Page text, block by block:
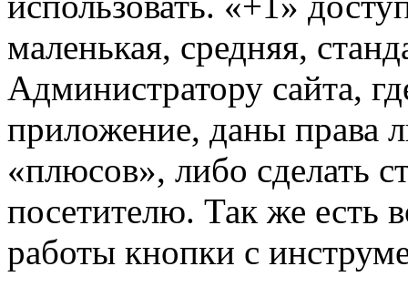
маленькая, средняя,
Администратору сайта,
приложение, даны права
«плюсов», либо сделать
посетителю. Так же есть
работы кнопки с